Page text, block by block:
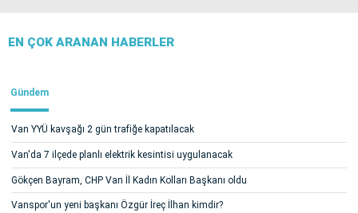
EN ÇOK ARANAN HABERLER
Gündem
Van YYÜ kavşağı 2 gün trafiğe kapatılacak
Van'da 7 ilçede planlı elektrik kesintisi uygulanacak
Gökçen Bayram, CHP Van İl Kadın Kolları Başkanı oldu
Vanspor'un yeni başkanı Özgür İreç İlhan kimdir?